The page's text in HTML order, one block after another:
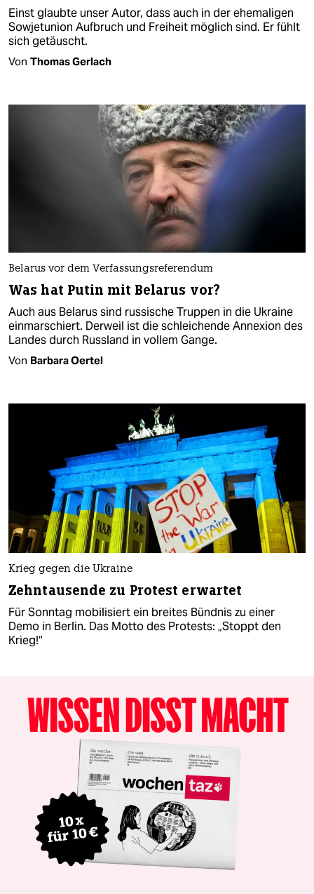
Einst glaubte unser Autor, dass auch in der ehemaligen
Sowjetunion Aufbruch und Freiheit möglich sind. Er fühlt
sich getäuscht.
Von Thomas Gerlach
Belarus vor dem Verfassungsreferendum
Was hat Putin mit Belarus vor?
Auch aus Belarus sind russische Truppen in die Ukraine
einmarschiert. Derweil ist die schleichende Annexion des
Landes durch Russland in vollem Gange.
Von Barbara Oertel
Krieg gegen die Ukraine
Zehntausende zu Protest erwartet
Für Sonntag mobilisiert ein breites Bündnis zu einer
Demo in Berlin. Das Motto des Protests: „Stoppt den
Krieg!“